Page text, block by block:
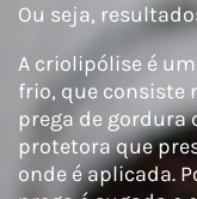
Ou seja,
A criolipólise é
frio, que consiste
prega de gordura
protetora que
onde é aplicada.